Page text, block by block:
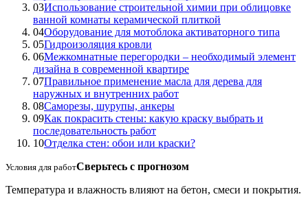
03Использование строительной химии при облицовке
ванной комнаты керамической плиткой
04Оборудование для мотоблока активаторного типа
05Гидроизоляция кровли
06Межкомнатные перегородки – необходимый элемент
дизайна в современной квартире
07Правильное применение масла для дерева для
наружных и внутренних работ
08Саморезы, шурупы, анкеры
09Как покрасить стены: какую краску выбрать и
последовательность работ
10Отделка стен: обои или краски?
Условия для работСверьтесь с прогнозом
Температура и влажность влияют на бетон, смеси и покрытия.